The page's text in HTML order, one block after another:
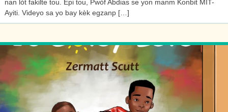
nan lòt fakilte tou. Epi tou, Pwòf Abdias se yon manm Konbit MIT-
Ayiti. Videyo sa yo bay kèk egzanp […]